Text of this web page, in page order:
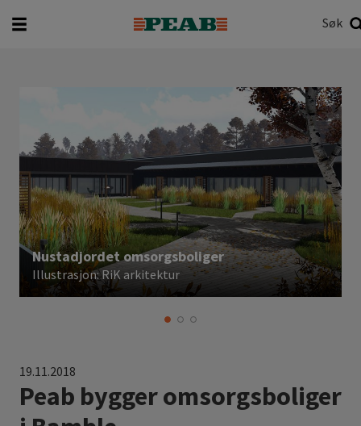
Søk
Nustadjordet omsorgsboliger
Illustrasjon: RiK arkitektur
19.11.2018
Peab bygger omsorgsboliger